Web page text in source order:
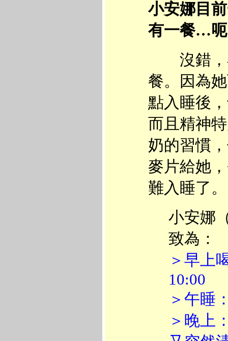
小安娜目
有一餐…
沒錯，
餐。因為
點入睡後
而且精神
奶的習慣
麥片給她
難入睡了。
小安娜
致為：
＞早上
10:00
＞午睡
＞晚上